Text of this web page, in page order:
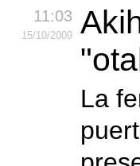
11:03
15/10/2009
La